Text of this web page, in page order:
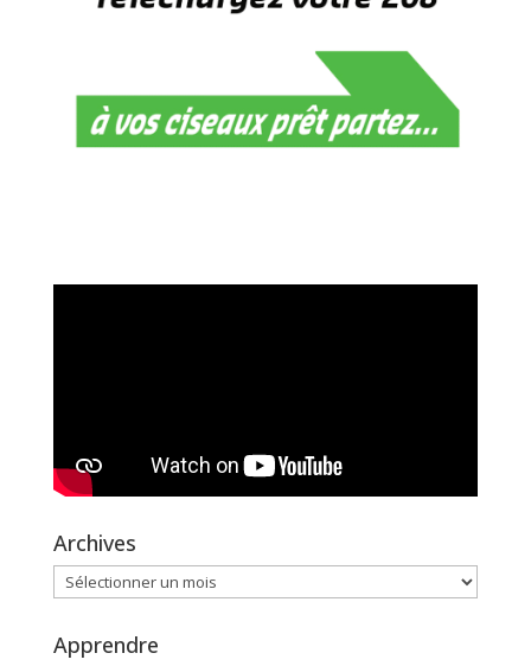
Archives
Archives
Apprendre